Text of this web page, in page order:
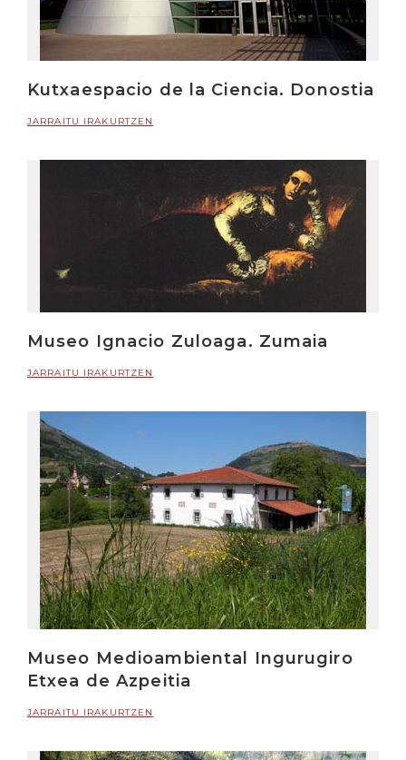
Kutxaespacio de la Ciencia. Donostia
JARRAITU IRAKURTZEN
Museo Ignacio Zuloaga. Zumaia
JARRAITU IRAKURTZEN
Museo Medioambiental Ingurugiro
Etxea de Azpeitia
JARRAITU IRAKURTZEN